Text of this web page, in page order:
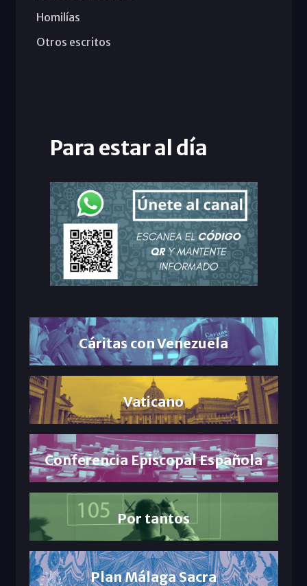
Homilías
Otros escritos
Para estar al día
Cáritas con Venezuela
Vaticano
Conferencia Episcopal Española
Por tantos
Plan Málaga Sacra